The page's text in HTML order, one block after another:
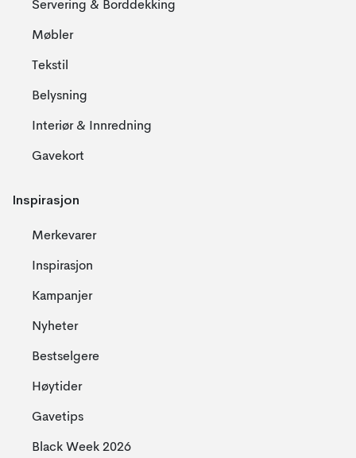
Servering & Borddekking
Møbler
Tekstil
Belysning
Interiør & Innredning
Gavekort
Inspirasjon
Merkevarer
Inspirasjon
Kampanjer
Nyheter
Bestselgere
Høytider
Gavetips
Black Week 2026